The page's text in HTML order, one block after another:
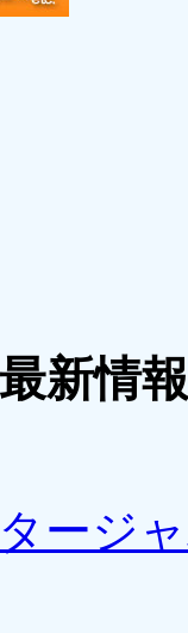
新情報
ージ